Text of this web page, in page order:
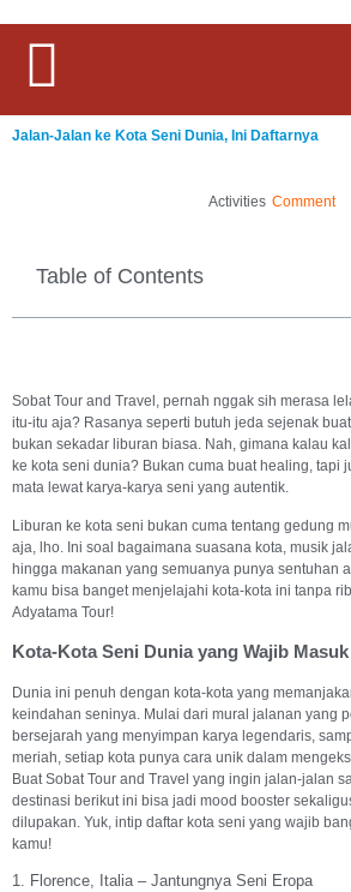
Jalan-Jalan ke Kota Seni Dunia, Ini Daftarnya
Activities Comment
Table of Contents
Sobat Tour and Travel, pernah nggak sih merasa
itu-itu aja? Rasanya seperti butuh jeda sejenak
bukan sekadar liburan biasa. Nah, gimana kalau
ke kota seni dunia? Bukan cuma buat healing, tapi
mata lewat karya-karya seni yang autentik.
Liburan ke kota seni bukan cuma tentang gedung
aja, lho. Ini soal bagaimana suasana kota, musik
hingga makanan yang semuanya punya sentuhan
kamu bisa banget menjelajahi kota-kota ini tanpa
Adyatama Tour!
Kota-Kota Seni Dunia yang Wajib
Dunia ini penuh dengan kota-kota yang
keindahan seninya. Mulai dari mural jalanan yang
bersejarah yang menyimpan karya legendaris,
meriah, setiap kota punya cara unik dalam
Buat Sobat Tour and Travel yang ingin jalan-jalan
destinasi berikut ini bisa jadi mood booster
dilupakan. Yuk, intip daftar kota seni yang wajib
kamu!
1. Florence, Italia – Jantungnya Seni Eropa